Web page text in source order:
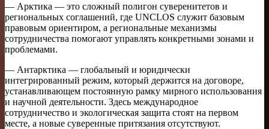
— Арктика — это сложный полигон суверенитетов и
региональных соглашений, где UNCLOS служит базовым
правовым ориентиром, а региональные механизмы
сотрудничества помогают управлять конкретными зонами и
проблемами.
— Антарктика — глобальный и юридически
интегрированный режим, который держится на договоре,
устанавливающем постоянную рамку мирного использования
и научной деятельности. Здесь международное
сотрудничество и экологическая защита стоят на первом
месте, а новые суверенные притязания отсутствуют.